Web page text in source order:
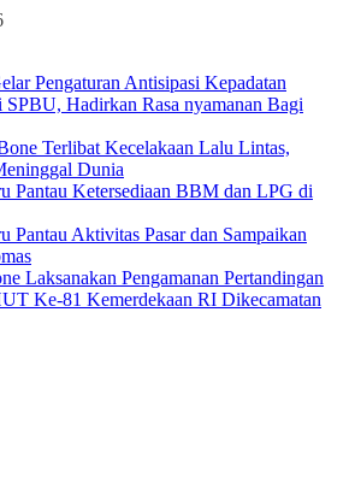
Pengaturan Antisipasi Kepadatan
Hadirkan Rasa nyamanan Bagi
Terlibat Kecelakaan Lalu Lintas,
Dunia
Pantau Ketersediaan BBM dan LPG di
Pantau Aktivitas Pasar dan Sampaikan
Laksanakan Pengamanan Pertandingan
Ke-81 Kemerdekaan RI Dikecamatan